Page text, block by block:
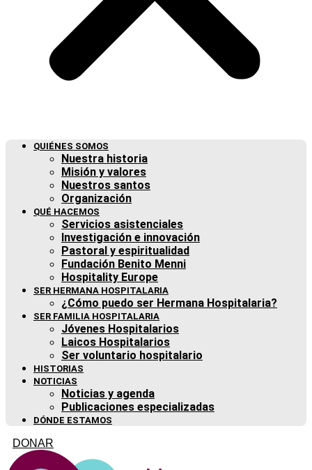
QUIÉNES SOMOS
Nuestra historia
Misión y valores
Nuestros santos
Organización
QUÉ HACEMOS
Servicios asistenciales
Investigación e innovación
Pastoral y espiritualidad
Fundación Benito Menni
Hospitality Europe
SER HERMANA HOSPITALARIA
¿Cómo puedo ser Hermana Hospitalaria?
SER FAMILIA HOSPITALARIA
Jóvenes Hospitalarios
Laicos Hospitalarios
Ser voluntario hospitalario
HISTORIAS
NOTICIAS
Noticias y agenda
Publicaciones especializadas
DÓNDE ESTAMOS
DONAR